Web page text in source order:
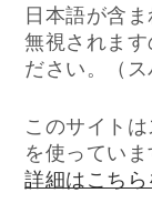
日本語が含
無視されます
ださい。（ス
このサイト
を使っていま
詳細はこち